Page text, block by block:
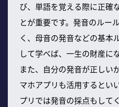
び、単語を覚える際に正確
とが重要です。発音のルー
く、母音の発音などの基本
して学べば、一生の財産に
また、自分の発音が正しい
マホアプリも活用するとい
プリでは発音の採点もして